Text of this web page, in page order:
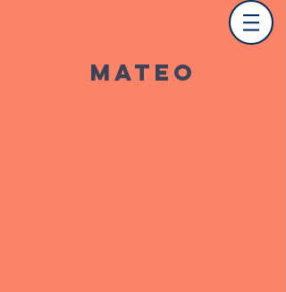
Mateo